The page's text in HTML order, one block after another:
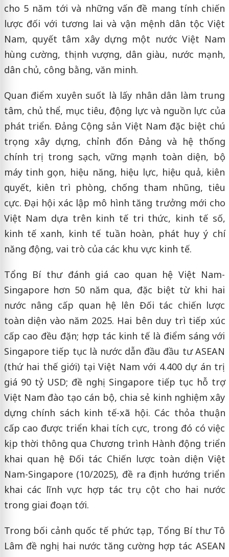
cho 5 năm tới và những vấn đề mang tính chiến
lược đối với tương lai và vận mệnh dân tộc Việt
Nam, quyết tâm xây dựng một nước Việt Nam
hùng cường, thịnh vượng, dân giàu, nước mạnh,
dân chủ, công bằng, văn minh.
Quan điểm xuyên suốt là lấy nhân dân làm trung
tâm, chủ thể, mục tiêu, động lực và nguồn lực của
phát triển. Đảng Cộng sản Việt Nam đặc biệt chú
trọng xây dựng, chỉnh đốn Đảng và hệ thống
chính trị trong sạch, vững mạnh toàn diện, bộ
máy tinh gọn, hiệu năng, hiệu lực, hiệu quả, kiên
quyết, kiên trì phòng, chống tham nhũng, tiêu
cực. Đại hội xác lập mô hình tăng trưởng mới cho
Việt Nam dựa trên kinh tế tri thức, kinh tế số,
kinh tế xanh, kinh tế tuần hoàn, phát huy ý chí
năng động, vai trò của các khu vực kinh tế.
Tổng Bí thư đánh giá cao quan hệ Việt Nam-
Singapore hơn 50 năm qua, đặc biệt từ khi hai
nước nâng cấp quan hệ lên Đối tác chiến lược
toàn diện vào năm 2025. Hai bên duy trì tiếp xúc
cấp cao đều đặn; hợp tác kinh tế là điểm sáng với
Singapore tiếp tục là nước dẫn đầu đầu tư ASEAN
(thứ hai thế giới) tại Việt Nam với 4.400 dự án trị
giá 90 tỷ USD; đề nghị Singapore tiếp tục hỗ trợ
Việt Nam đào tạo cán bộ, chia sẻ kinh nghiệm xây
dựng chính sách kinh tế-xã hội. Các thỏa thuận
cấp cao được triển khai tích cực, trong đó có việc
kịp thời thông qua Chương trình Hành động triển
khai quan hệ Đối tác Chiến lược toàn diện Việt
Nam-Singapore (10/2025), đề ra định hướng triển
khai các lĩnh vực hợp tác trụ cột cho hai nước
trong giai đoạn tới.
Trong bối cảnh quốc tế phức tạp, Tổng Bí thư Tô
Lâm đề nghị hai nước tăng cường hợp tác ASEAN